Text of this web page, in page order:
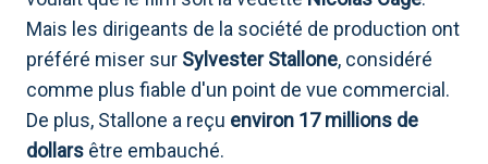
Mais les dirigeants de la société de production ont
préféré miser sur Sylvester Stallone, considéré
comme plus fiable d'un point de vue commercial.
De plus, Stallone a reçu environ 17 millions de
dollars être embauché.